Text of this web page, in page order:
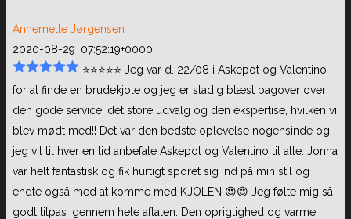
Annemette Jørgensen
2020-08-29T07:52:19+0000
⭐️⭐️⭐️⭐️⭐️ Jeg var d. 22/08 i Askepot og Valentino
for at finde en brudekjole og jeg er stadig blæst bagover over
den gode service, det store udvalg og den ekspertise, hvilken vi
blev mødt med!! Det var den bedste oplevelse nogensinde og
jeg vil til hver en tid anbefale Askepot og Valentino til alle. Jonna
var helt fantastisk og fik hurtigt sporet sig ind på min stil og
endte også med at komme med KJOLEN 😍😍 Jeg følte mig så
godt tilpas igennem hele aftalen. Den oprigtighed og varme,